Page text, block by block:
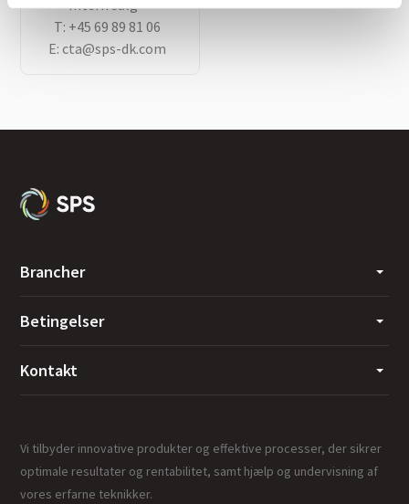
Intern salg
T: +45 69 89 81 06
E: cta@sps-dk.com
Brancher
Betingelser
Kontakt
Vi tilbyder innovative produkter og effektive processer, der sikrer
optimale resultater og rentabilitet, samt hjælp og undervisning af
vores erfarne teknikker.